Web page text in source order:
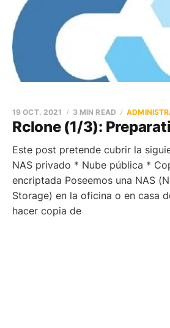
Rclone (1/3):
19 OCT. 2021 3 MIN READ
Este post pretende cubrir la
NAS privado * Nube pública *
encriptada Poseemos una NAS
Storage) en la oficina o en casa
hacer copia de